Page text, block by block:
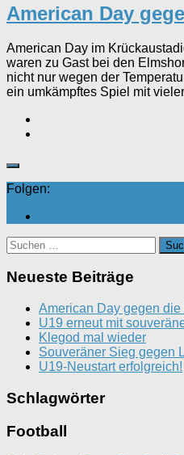
American Day
American Day im
waren zu Gast bei den
nicht nur wegen der
ein umkämpftes Spiel mit
Folgen:
Suchen
nach:
Neueste Beiträge
American Day gegen
U19 erneut mit
Klegod mal wieder
Souveräner Sieg gegen
U19-Neustart erfolgreich!
Schlagwörter
Football